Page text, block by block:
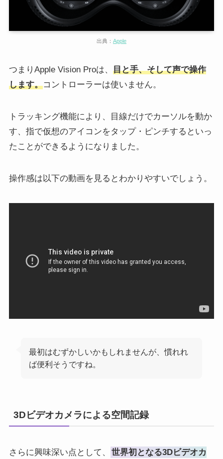
出典： Apple
つまりApple Vision Proは、 目と手、そして声で操作
します。コントローラーは使いません。
トラッキング機能により、目線だけでカーソルを動か
す、指で仮想のアイコンをタップ・ピンチするといっ
たことができるようになりました。
操作感は以下の動画を見るとわかりやすいでしょう。
最初はむずかしいかもしれませんが、慣れれ
ば便利そうですね。
3Dビデオカメラによる空間記録
さらに興味深い点として、
世界初となる3Dビデオカ